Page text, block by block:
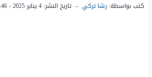
كتب بواسطة: رشا تركي – تاريخ النشر: 4 يناير 2025 - 9:46م